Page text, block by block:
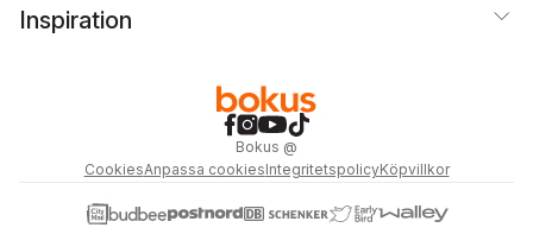
Inspiration
Bokus @
CookiesAnpassa cookiesIntegritetspolicyKöpvillkor